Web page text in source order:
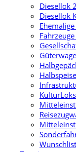
Diesellok
Diesellok